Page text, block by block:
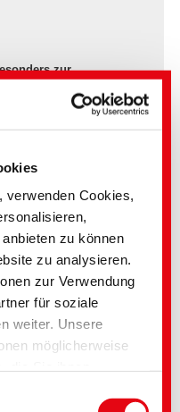
verwenden Cookies,
zu können
zu analysieren.
zur Verwendung
für soziale
weiter. Unsere
möglicherweise
zur
Materialien wie:
zur Hydrophobierung
Schutz, hoher Beständigkeit
zur dauerhaften Stabilität und
bei.
uns für weitere